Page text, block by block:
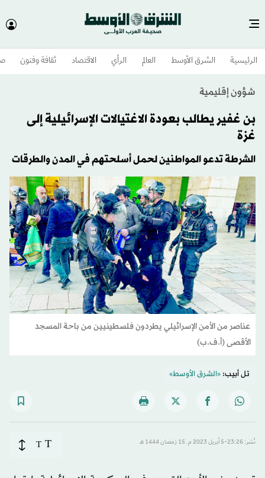
الرئيسية الشرق الأوسط​ العالم الرأي الاقتصاد ثقافة وفنون
شؤون إقليمية
بن غفير يطالب بعودة الاغتيالات الإسرائيلية إلى
غزة
الشرطة تدعو المواطنين لحمل أسلحتهم في المدن والطرقات
عناصر من الأمن الإسرائيلي يطردون فلسطينيين من باحة المسجد
الأقصى (أ.ف.ب)
تل أبيب:«الشرق الأوسط»
نُشر: 23:26-5 أبريل 2023 م ـ 15 رَمضان 1444 هـ T
T